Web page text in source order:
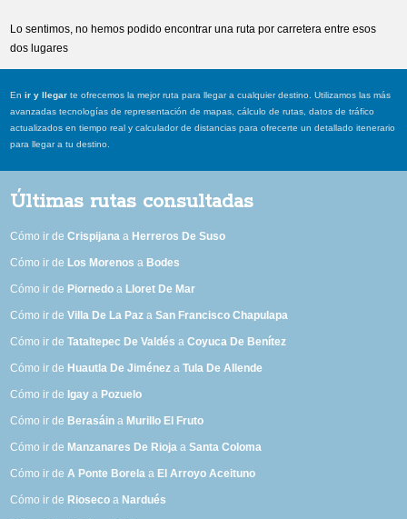
Lo sentimos, no hemos podido encontrar una ruta por carretera entre esos
dos lugares
Enir y llegar te ofrecemos la mejor ruta para llegar a cualquier destino. Utilizamos las más
avanzadas tecnologías de representación de mapas, cálculo de rutas, datos de tráfico
actualizados en tiempo real y calculador de distancias para ofrecerte un detallado itenerario
para llegar a tu destino.
Últimas rutas consultadas
Cómo ir deCrispijana a Herreros De Suso
Cómo ir de Los Morenos a Bodes
Cómo ir de Piornedo a Lloret De Mar
Cómo ir deVilla De La Paz aSan Francisco Chapulapa
Cómo ir deTataltepec De Valdés aCoyuca De Benítez
Cómo ir de Huautla De Jiménez aTula De Allende
Cómo ir de Igay a Pozuelo
Cómo ir de Berasáin a Murillo El Fruto
Cómo ir de Manzanares De Rioja aSanta Coloma
Cómo ir deA Ponte Borela a El Arroyo Aceituno
Cómo ir de Rioseco a Nardués